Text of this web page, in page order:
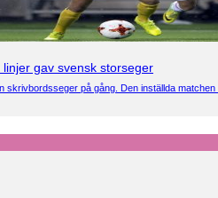
gav svensk storseger
skrivbordsseger på gång. Den inställda